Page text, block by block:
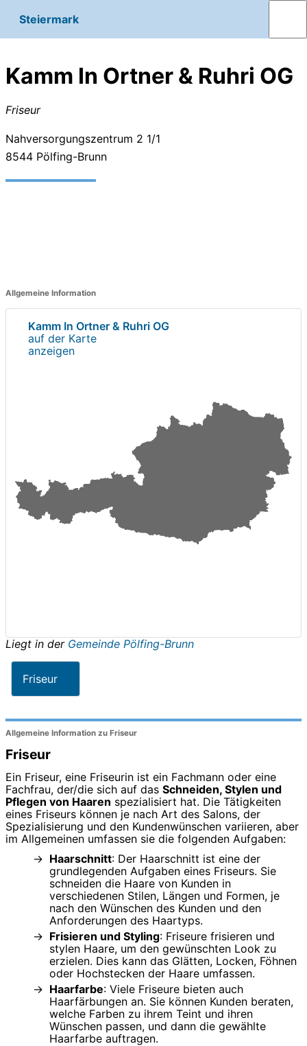
Steiermark
Kamm In Ortner & Ruhri OG
Friseur
Nahversorgungszentrum 2 1/1
8544 Pölfing-Brunn
Allgemeine Information
Kamm In Ortner & Ruhri OG
auf der Karte
anzeigen
Liegt in der Gemeinde Pölfing-Brunn
Friseur
Allgemeine Information zu Friseur
Friseur
Ein Friseur, eine Friseurin ist ein Fachmann oder eine
Fachfrau, der/die sich auf das Schneiden, Stylen und
Pflegen von Haaren spezialisiert hat. Die Tätigkeiten
eines Friseurs können je nach Art des Salons, der
Spezialisierung und den Kundenwünschen variieren, aber
im Allgemeinen umfassen sie die folgenden Aufgaben:
Haarschnitt: Der Haarschnitt ist eine der
grundlegenden Aufgaben eines Friseurs. Sie
schneiden die Haare von Kunden in
verschiedenen Stilen, Längen und Formen, je
nach den Wünschen des Kunden und den
Anforderungen des Haartyps.
Frisieren und Styling: Friseure frisieren und
stylen Haare, um den gewünschten Look zu
erzielen. Dies kann das Glätten, Locken, Föhnen
oder Hochstecken der Haare umfassen.
Haarfarbe: Viele Friseure bieten auch
Haarfärbungen an. Sie können Kunden beraten,
welche Farben zu ihrem Teint und ihren
Wünschen passen, und dann die gewählte
Haarfarbe auftragen.